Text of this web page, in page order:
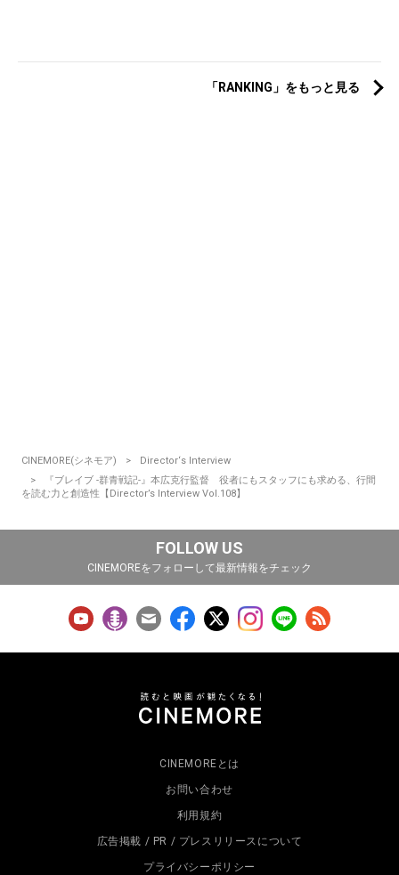
「RANKING」をもっと見る
CINEMORE(シネモア)
Director‘s Interview
『ブレイブ -群青戦記-』本広克行監督 役者にもスタッフにも求める、行間
を読む力と創造性【Director’s Interview Vol.108】
FOLLOW US
CINEMOREをフォローして最新情報をチェック
CINEMOREとは
お問い合わせ
利用規約
広告掲載 / PR / プレスリリースについて
プライバシーポリシー